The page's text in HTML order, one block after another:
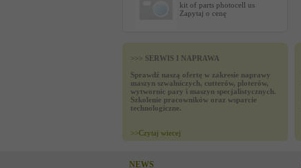
kit of parts photocell us
Zapytaj o cenę
>>> SERWIS I NAPRAWA
Sprawdź naszą ofertę w zakresie naprawy
maszyn szwalniczych, cutterów, ploterów,
wytwornic pary i maszyn specjalistycznych.
Szkolenie pracowników oraz wsparcie
technologiczne.
>>Czytaj wiecej
NEWS